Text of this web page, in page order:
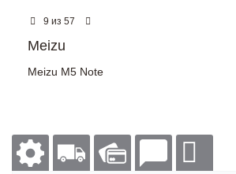
9 из 57
Meizu
Meizu M5 Note